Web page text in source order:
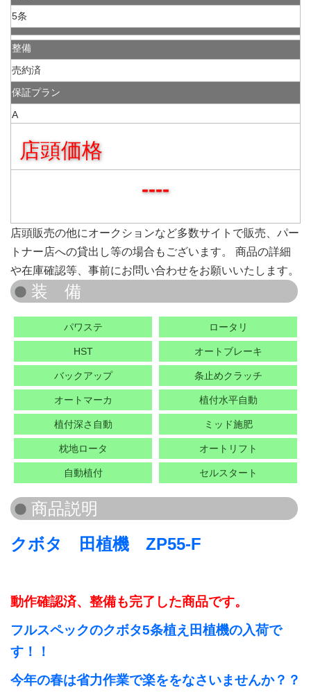
5条
整備
売約済
保証プラン
A
店頭価格
----
店頭販売の他にオークションなど多数サイトで販売、パー
トナー店への貸出し等の場合もございます。 商品の詳細
や在庫確認等、事前にお問い合わせをお願いいたします。
パワステ ロータリ
HST オートブレーキ
バックアップ 条止めクラッチ
オートマーカ 植付水平自動
植付深さ自動 ミッド施肥
枕地ロータ オートリフト
自動植付 セルスタート
クボタ 田植機 ZP55-F
動作確認済、整備も完了した商品です。
フルスペックのクボタ5条植え田植機の入荷で
す！！
今年の春は省力作業で楽ををなさいませんか？？